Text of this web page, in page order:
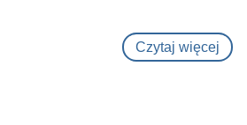
Czytaj więcej